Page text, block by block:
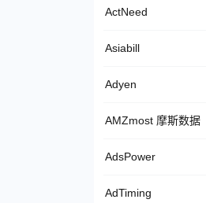
ActNeed
Asiabill
Adyen
AMZmost 摩斯数据
AdsPower
AdTiming